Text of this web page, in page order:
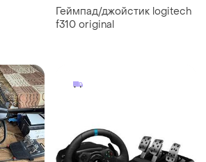
Геймпад/джойстик logitech
f310 original